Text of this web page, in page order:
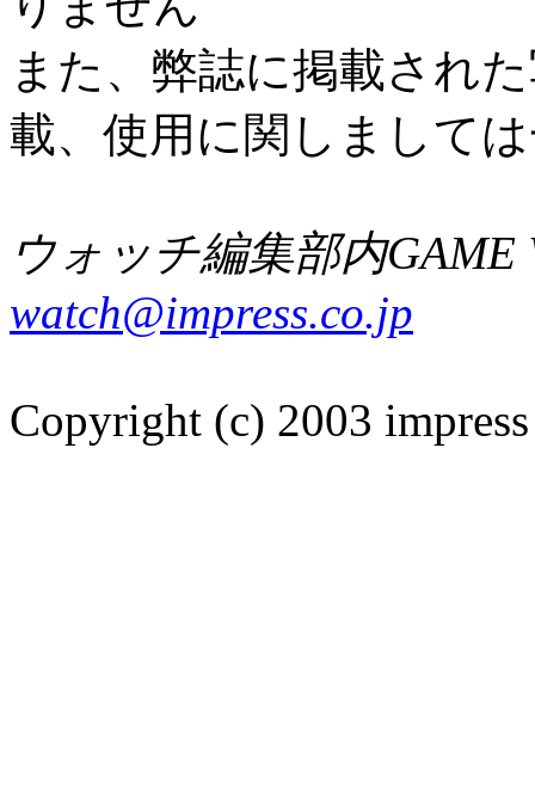
また、弊誌に掲載され
載、使用に関しまして
ウォッチ編集部内GAME
watch@impress.co.jp
Copyright (c) 2003